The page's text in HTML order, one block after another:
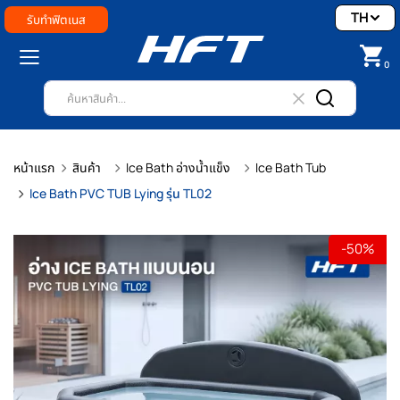
รับทำฟิตเนส
0
TH
หน้าแรก สินค้า Ice Bath อ่างน้ำแข็ง
Ice Bath Tub
Ice Bath PVC TUB Lying รุ่น TL02
-50%